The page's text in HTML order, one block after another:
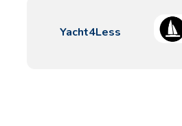
Yacht4Less